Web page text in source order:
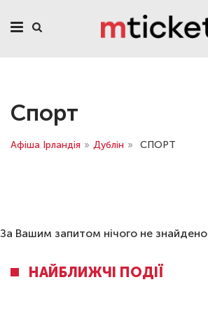
Спорт
Афіша Ірландія » Дублін » СПОРТ
За Вашим запитом нічого не знайдено
НАЙБЛИЖЧІ ПОДІЇ